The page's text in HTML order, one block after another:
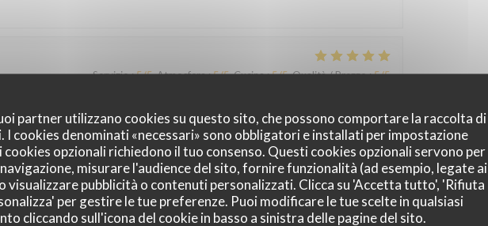
partner utilizzano cookies su questo sito, che possono comportare la raccolta di
I cookies denominati «necessari» sono obbligatori e installati per impostazione
opzionali richiedono il tuo consenso. Questi cookies opzionali servono per
misurare l'audience del sito, fornire funzionalità (ad esempio, legate ai
visualizzare pubblicità o contenuti personalizzati. Clicca su 'Accetta tutto', 'Rifiuta
per gestire le tue preferenze. Puoi modificare le tue scelte in qualsiasi
cliccando sull'icona del cookie in basso a sinistra delle pagine del sito.
Servizio:5/5 Atmosfera:5/5 Cucina:5/5 Qualità / Prezzo:5/5
Service à l'assiette super bien présentée de l'entrée au dessert. Déjeuner
serviettes de table en tissu (c'est très rare de nos jours pour un menu du